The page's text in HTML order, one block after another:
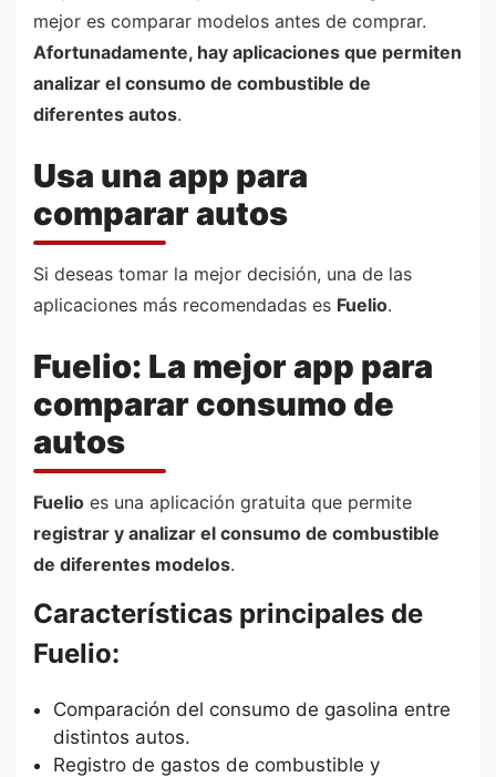
mejor es comparar modelos antes de comprar.
Afortunadamente, hay aplicaciones que permiten
analizar el consumo de combustible de
diferentes autos.
Usa una app para
comparar autos
Si deseas tomar la mejor decisión, una de las
aplicaciones más recomendadas es Fuelio.
Fuelio: La mejor app para
comparar consumo de
autos
Fuelio es una aplicación gratuita que permite
registrar y analizar el consumo de combustible
de diferentes modelos.
Características principales de
Fuelio:
Comparación del consumo de gasolina entre
distintos autos.
Registro de gastos de combustible y